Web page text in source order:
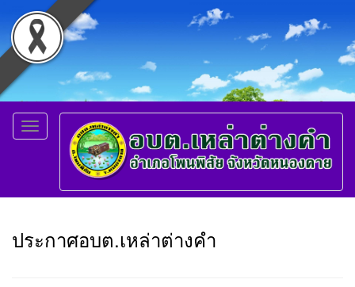
Toggle
navigation
ประกาศอบต.เหล่าต่างคำ